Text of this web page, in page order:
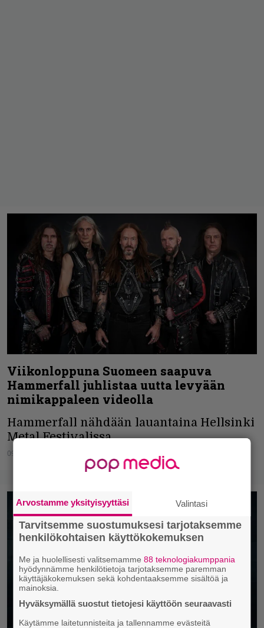
Viikonloppuna Suomeen saapuva
Hammerfall juhlistaa uutta levyään
nimikappaleen videolla
Hammerfall nähdään lauantaina Hellsinki
Metal Festivalissa.
09.08.2024
Arvostamme yksityisyyttäsi Valintasi
Tarvitsemme suostumuksesi tarjotaksemme
henkilökohtaisen käyttökokemuksen
Me ja huolellisesti valitsemamme88 teknologiakumppania
hyödynnämme henkilötietoja tarjotaksemme paremman
käyttäjäkokemuksen sekä kohdentaaksemme sisältöä ja
mainoksia.
Hyväksymällä suostut tietojesi käyttöön seuraavasti
Käytämme laitetunnisteita ja tallennamme evästeitä